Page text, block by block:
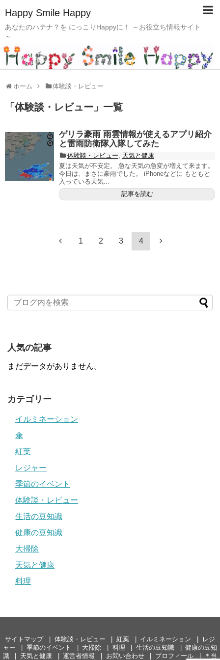
Happy Smile Happy
あなたのハテナ？を にっこりHappyに！ ～お役立ち情報サイト
～
ホーム 体験談・レビュー
「 体験談・レビュー 」 一覧
ゲリラ豪雨 雨雲情報が使えるアプリ紹介
と雷雨防衛隊入隊してみた
体験談・レビュー, 天気と健康
夏は天気が不安定。 急な天気の急変が増えて来ます。
今日は、まさに豪雨でした。 iPhoneなどに もともと
入っている天気...
記事を読む
1 2 3 4
人気の記事
まだデータがありません。
カテゴリー
イルミネーション
傘
紅葉
レジャー
季節のイベント
体験談・レビュー
生活の豆知識
健康の豆知識
大掃除
天気と健康
料理
サイトマップ 体験談・レビュー 紅葉 イルミネーション
レジ
ャー
季節のイベント 大掃除 料理 生活の豆知識
健康の豆知
識
天気と健康 運営者情報 お問い合わせ プロフィール ＊当